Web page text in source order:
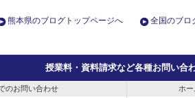
熊本県のブログトップページへ 全国のブロ
授業料・資料請求など各種お問い合
のお問い合わせ ホ